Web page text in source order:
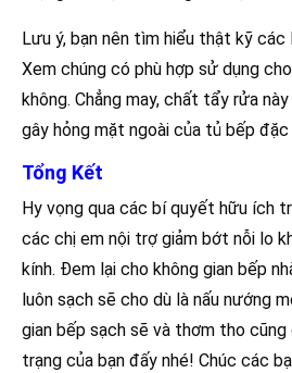
Lưu ý, bạn nên tìm hiểu thật kỹ
Xem chúng có phù hợp sử dụng
không. Chẳng may, chất tẩy rửa
gây hỏng mặt ngoài của tủ bếp
Tổng Kết
Hy vọng qua các bí quyết hữu ích
các chị em nội trợ giảm bớt nỗi lo
kính. Đem lại cho không gian bếp
luôn sạch sẽ cho dù là nấu nướng
gian bếp sạch sẽ và thơm tho
trạng của bạn đấy nhé! Chúc các